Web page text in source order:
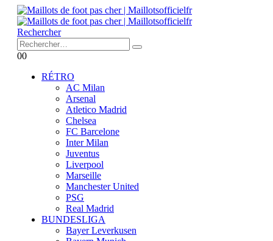
Rechercher
00
RÉTRO
AC Milan
Arsenal
Atletico Madrid
Chelsea
FC Barcelone
Inter Milan
Juventus
Liverpool
Marseille
Manchester United
PSG
Real Madrid
BUNDESLIGA
Bayer Leverkusen